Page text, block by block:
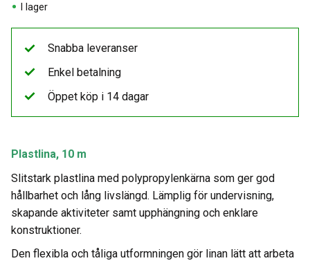
I lager
Plastlina, 10 m
Slitstark plastlina med polypropylenkärna som ger god
hållbarhet och lång livslängd. Lämplig för undervisning,
skapande aktiviteter samt upphängning och enklare
konstruktioner.
Den flexibla och tåliga utformningen gör linan lätt att arbeta
Snabba leveranser
Enkel betalning
Öppet köp i 14 dagar